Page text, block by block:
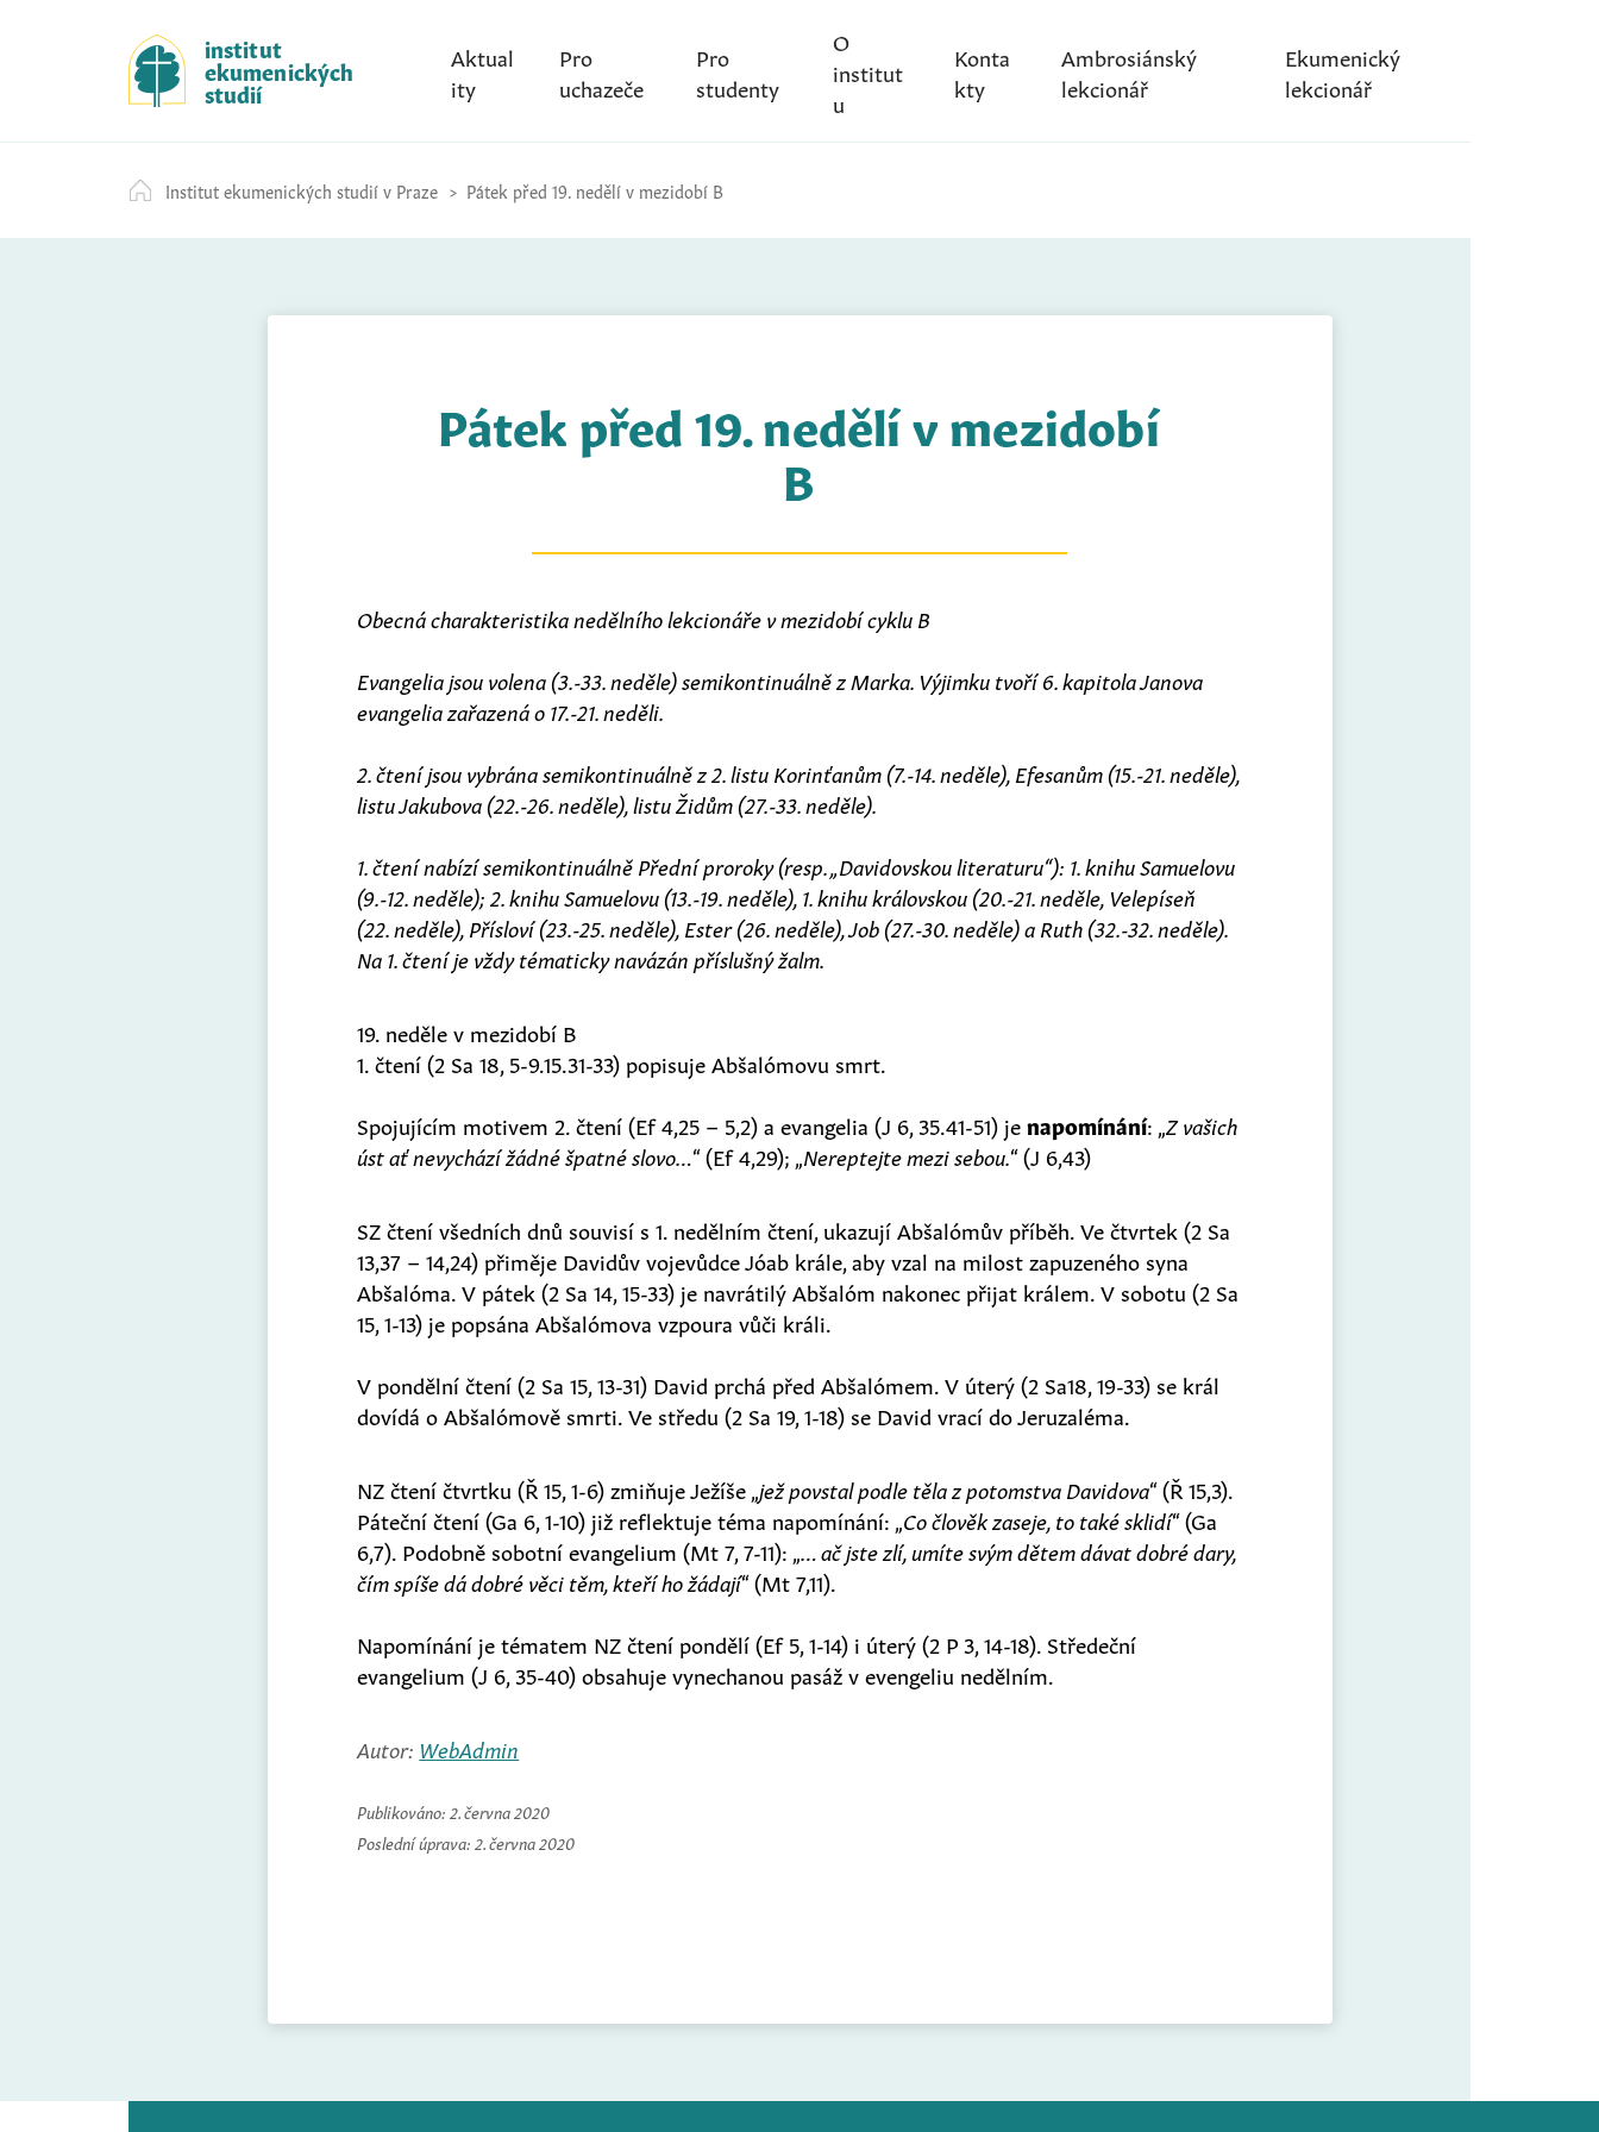
k
i
p
t
c
o
institut
ekumenických
studií
Aktual
ity
Pro
uchazeče
Pro
studenty
O
institut
u
Konta
kty
Ambrosiánský
lekcionář
Ekumenický
lekcionář
Institut ekumenických studií v Praze Pátek před 19. nedělí v mezidobí B
Pátek před 19. nedělí v mezidobí
B
Obecná charakteristika nedělního lekcionáře v mezidobí cyklu B
Evangelia jsou volena (3.-33. neděle) semikontinuálně z Marka. Výjimku tvoří 6. kapitola Janova
evangelia zařazená o 17.-21. neděli.
2. čtení jsou vybrána semikontinuálně z 2. listu Korinťanům (7.-14. neděle), Efesanům (15.-21. neděle),
listu Jakubova (22.-26. neděle), listu Židům (27.-33. neděle).
1. čtení nabízí semikontinuálně Přední proroky (resp. „Davidovskou literaturu“): 1. knihu Samuelovu
(9.-12. neděle); 2. knihu Samuelovu (13.-19. neděle), 1. knihu královskou (20.-21. neděle, Velepíseň
(22. neděle), Přísloví (23.-25. neděle), Ester (26. neděle), Job (27.-30. neděle) a Ruth (32.-32. neděle).
Na 1. čtení je vždy tématicky navázán příslušný žalm.
19. neděle v mezidobí B
1. čtení (2 Sa 18, 5-9.15.31-33) popisuje Abšalómovu smrt.
Spojujícím motivem 2. čtení (Ef 4,25 – 5,2) a evangelia (J 6, 35.41-51) jenapomínání: „ Z vašich
úst ať nevychází žádné špatné slovo… “ (Ef 4,29); „ Nereptejte mezi sebou.“ (J 6,43)
SZ čtení všedních dnů souvisí s 1. nedělním čtení, ukazují Abšalómův příběh. Ve čtvrtek (2 Sa
13,37 – 14,24) přiměje Davidův vojevůdce Jóab krále, aby vzal na milost zapuzeného syna
Abšalóma. V pátek (2 Sa 14, 15-33) je navrátilý Abšalóm nakonec přijat králem. V sobotu (2 Sa
15, 1-13) je popsána Abšalómova vzpoura vůči králi.
V pondělní čtení (2 Sa 15, 13-31) David prchá před Abšalómem. V úterý (2 Sa18, 19-33) se král
dovídá o Abšalómově smrti. Ve středu (2 Sa 19, 1-18) se David vrací do Jeruzaléma.
NZ čtení čtvrtku (Ř 15, 1-6) zmiňuje Ježíše „ jež povstal podle těla z potomstva Davidova“ (Ř 15,3).
Páteční čtení (Ga 6, 1-10) již reflektuje téma napomínání: „ Co člověk zaseje, to také sklidí“ (Ga
6,7). Podobně sobotní evangelium (Mt 7, 7-11): „
… ač jste zlí, umíte svým dětem dávat dobré dary,
čím spíše dá dobré věci těm, kteří ho žádají“ (Mt 7,11).
Napomínání je tématem NZ čtení pondělí (Ef 5, 1-14) i úterý (2 P 3, 14-18). Středeční
evangelium (J 6, 35-40) obsahuje vynechanou pasáž v evengeliu nedělním.
Autor: WebAdmin
Publikováno: 2. června 2020
Poslední úprava: 2. června 2020